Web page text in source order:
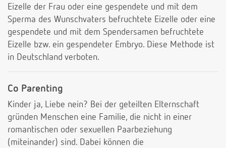
Eizelle der Frau oder eine gespendete und mit dem
Sperma des Wunschvaters befruchtete Eizelle oder eine
gespendete und mit dem Spendersamen befruchtete
Eizelle bzw. ein gespendeter Embryo. Diese Methode ist
in Deutschland verboten.
Co Parenting
Kinder ja, Liebe nein? Bei der geteilten Elternschaft
gründen Menschen eine Familie, die nicht in einer
romantischen oder sexuellen Paarbeziehung
(miteinander) sind. Dabei können die